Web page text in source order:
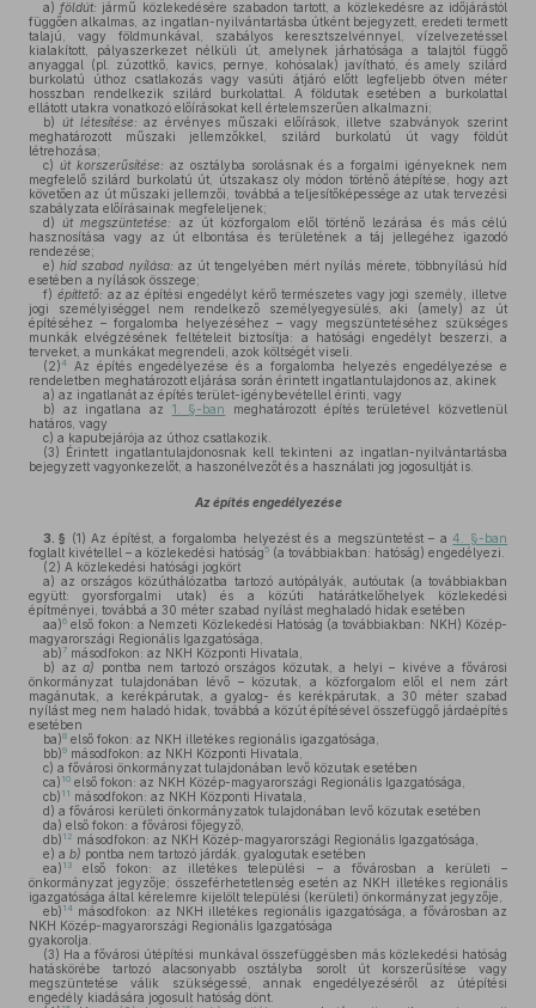
a) földút: jármű közlekedésére szabadon tartott, a közlekedésre az időjárástól
függően alkalmas, az ingatlan-nyilvántartásba útként bejegyzett, eredeti termett
talajú, vagy földmunkával, szabályos keresztszelvénnyel, vízelvezetéssel
kialakított, pályaszerkezet nélküli út, amelynek járhatósága a talajtól függő
anyaggal (pl. zúzottkő, kavics, pernye, kohósalak) javítható, és amely szilárd
burkolatú úthoz csatlakozás vagy vasúti átjáró előtt legfeljebb ötven méter
hosszban rendelkezik szilárd burkolattal. A földutak esetében a burkolattal
ellátott utakra vonatkozó előírásokat kell értelemszerűen alkalmazni;
b) út létesítése: az érvényes műszaki előírások, illetve szabványok szerint
meghatározott műszaki jellemzőkkel, szilárd burkolatú út vagy földút
létrehozása;
c) út korszerűsítése: az osztályba sorolásnak és a forgalmi igényeknek nem
megfelelő szilárd burkolatú út, útszakasz oly módon történő átépítése, hogy azt
követően az út műszaki jellemzői, továbbá a teljesítőképessége az utak tervezési
szabályzata előírásainak megfeleljenek;
d) út megszüntetése:
az út közforgalom elől történő lezárása és más célú
hasznosítása vagy az út elbontása és területének a táj jellegéhez igazodó
rendezése;
e) híd szabad nyílása: az út tengelyében mért nyílás mérete, többnyílású híd
esetében a nyílások összege;
f) építtető: az az építési engedélyt kérő természetes vagy jogi személy, illetve
jogi személyiséggel nem rendelkező személyegyesülés, aki (amely) az út
építéséhez – forgalomba helyezéséhez – vagy megszüntetéséhez szükséges
munkák elvégzésének feltételeit biztosítja: a hatósági engedélyt beszerzi, a
terveket, a munkákat megrendeli, azok költségét viseli.
(2)4
Az építés engedélyezése és a forgalomba helyezés engedélyezése e
rendeletben meghatározott eljárása során érintett ingatlantulajdonos az, akinek
a) az ingatlanát az építés terület-igénybevétellel érinti, vagy
b) az ingatlana az 1. §-ban
meghatározott építés területével közvetlenül
határos, vagy
c) a kapubejárója az úthoz csatlakozik.
(3) Érintett ingatlantulajdonosnak kell tekinteni az ingatlan-nyilvántartásba
bejegyzett vagyonkezelőt, a haszonélvezőt és a használati jog jogosultját is.
Az építés engedélyezése
3. § (1) Az építést, a forgalomba helyezést és a megszüntetést – a4. §-ban
foglalt kivétellel – a közlekedési hatóság5 (a továbbiakban: hatóság) engedélyezi.
(2) A közlekedési hatósági jogkört
a) az országos közúthálózatba tartozó autópályák, autóutak (a továbbiakban
együtt: gyorsforgalmi utak) és a közúti határátkelőhelyek közlekedési
építményei, továbbá a 30 méter szabad nyílást meghaladó hidak esetében
aa)6 első fokon: a Nemzeti Közlekedési Hatóság (a továbbiakban: NKH) Közép-
magyarországi Regionális Igazgatósága,
ab)7 másodfokon: az NKH Központi Hivatala,
b) aza) pontba nem tartozó országos közutak, a helyi – kivéve a fővárosi
önkormányzat tulajdonában lévő – közutak, a közforgalom elől el nem zárt
magánutak, a kerékpárutak, a gyalog- és kerékpárutak, a 30 méter szabad
nyílást meg nem haladó hidak, továbbá a közút építésével összefüggő járdaépítés
esetében
ba)8 első fokon: az NKH illetékes regionális igazgatósága,
bb)9 másodfokon: az NKH Központi Hivatala,
c) a fővárosi önkormányzat tulajdonában levő közutak esetében
ca) 10 első fokon: az NKH Közép-magyarországi Regionális Igazgatósága,
cb) 11 másodfokon: az NKH Központi Hivatala,
d) a fővárosi kerületi önkormányzatok tulajdonában levő közutak esetében
da) első fokon: a fővárosi főjegyző,
db) 12 másodfokon: az NKH Közép-magyarországi Regionális Igazgatósága,
e) a b) pontba nem tartozó járdák, gyalogutak esetében
ea) 13
első fokon: az illetékes települési – a fővárosban a kerületi –
önkormányzat jegyzője; összeférhetetlenség esetén az NKH illetékes regionális
igazgatósága által kérelemre kijelölt települési (kerületi) önkormányzat jegyzője,
eb) 14 másodfokon: az NKH illetékes regionális igazgatósága, a fővárosban az
NKH Közép-magyarországi Regionális Igazgatósága
gyakorolja.
(3) Ha a fővárosi útépítési munkával összefüggésben más közlekedési hatóság
hatáskörébe tartozó alacsonyabb osztályba sorolt út korszerűsítése vagy
megszüntetése válik szükségessé, annak engedélyezéséről az útépítési
engedély kiadására jogosult hatóság dönt.